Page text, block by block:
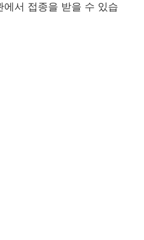
서 접종을 받을 수 있습